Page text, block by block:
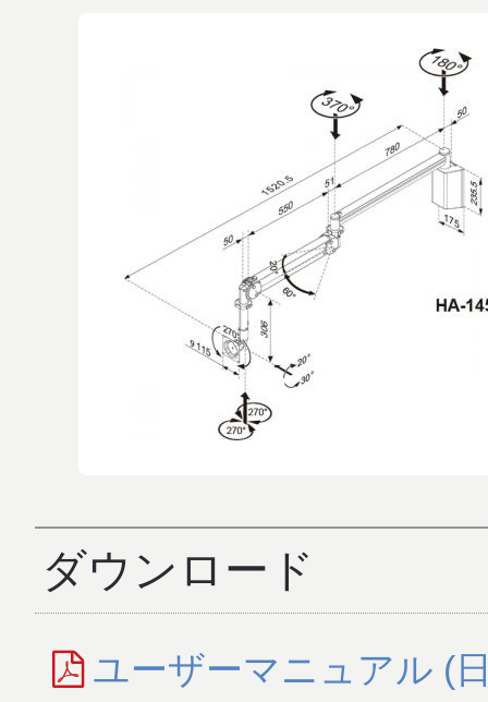
ダウンロード
ユーザーマニュアル (